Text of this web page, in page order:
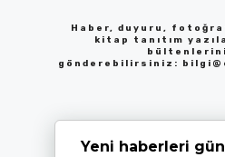
Haber, duyuru,
kitap tanıtım
gönderebilirsiniz:
Yeni haberleri